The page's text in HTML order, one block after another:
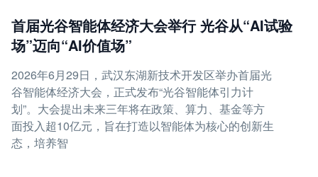
首届光谷智能体经济大会举行 光谷从“AI试验
场”迈向“AI价值场”
2026年6月29日，武汉东湖新技术开发区举办首届光
谷智能体经济大会，正式发布“光谷智能体引力计
划”。大会提出未来三年将在政策、算力、基金等方
面投入超10亿元，旨在打造以智能体为核心的创新生
态，培养智